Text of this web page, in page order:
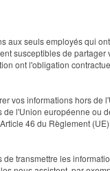
aux seuls employés qui
susceptibles de
ont l'obligation
vos informations hors
l'Union européenne ou
46 du Règlement
transmettre les